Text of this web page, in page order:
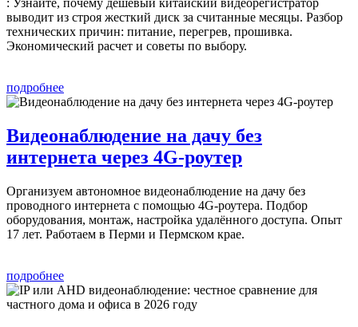
: Узнайте, почему дешевый китайский видеорегистратор
выводит из строя жесткий диск за считанные месяцы. Разбор
технических причин: питание, перегрев, прошивка.
Экономический расчет и советы по выбору.
подробнее
Видеонаблюдение на дачу без
интернета через 4G-роутер
Организуем автономное видеонаблюдение на дачу без
проводного интернета с помощью 4G-роутера. Подбор
оборудования, монтаж, настройка удалённого доступа. Опыт
17 лет. Работаем в Перми и Пермском крае.
подробнее